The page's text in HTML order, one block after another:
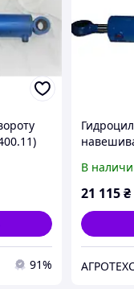
91%
| МС125/
В
21 115₴